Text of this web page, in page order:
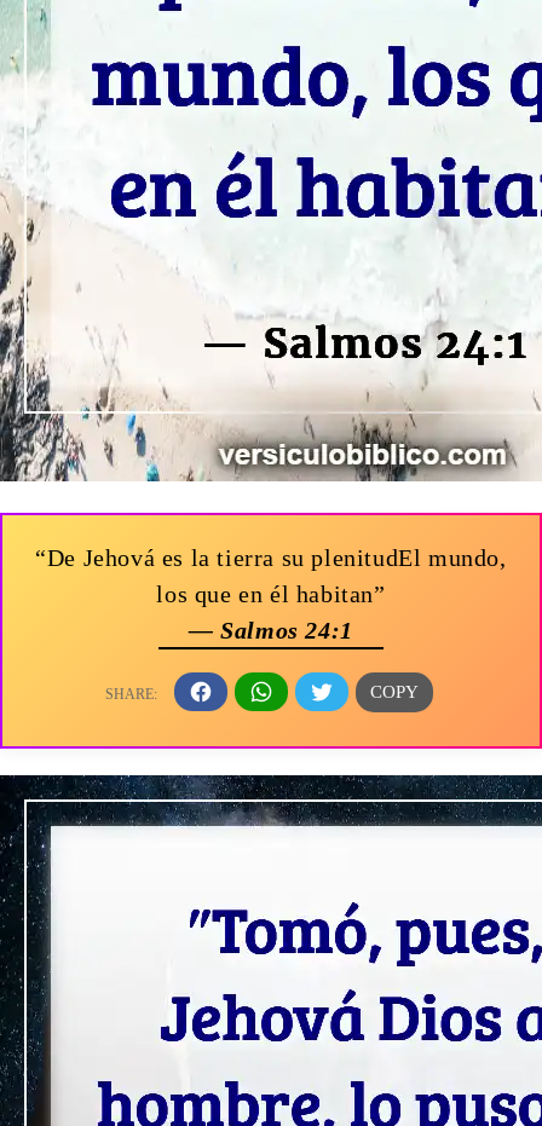
“De Jehová es la tierra su plenitudEl mundo,
los que en él habitan”
— Salmos 24:1